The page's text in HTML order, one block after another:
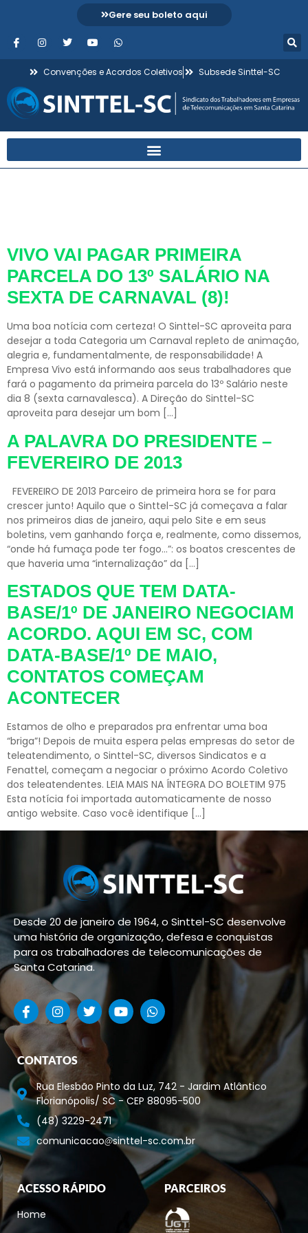
Gere seu boleto aqui
Convenções e Acordos Coletivos Subsede Sinttel-SC
VIVO VAI PAGAR PRIMEIRA
PARCELA DO 13º SALÁRIO NA
SEXTA DE CARNAVAL (8)!
Uma boa notícia com certeza! O Sinttel-SC aproveita para
desejar a toda Categoria um Carnaval repleto de animação,
alegria e, fundamentalmente, de responsabilidade! A
Empresa Vivo está informando aos seus trabalhadores que
fará o pagamento da primeira parcela do 13º Salário neste
dia 8 (sexta carnavalesca). A Direção do Sinttel-SC
aproveita para desejar um bom […]
A PALAVRA DO PRESIDENTE –
FEVEREIRO DE 2013
FEVEREIRO DE 2013 Parceiro de primeira hora se for para
crescer junto! Aquilo que o Sinttel-SC já começava a falar
nos primeiros dias de janeiro, aqui pelo Site e em seus
boletins, vem ganhando força e, realmente, como dissemos,
“onde há fumaça pode ter fogo…”: os boatos crescentes de
que haveria uma “internalização” da […]
ESTADOS QUE TEM DATA-
BASE/1º DE JANEIRO NEGOCIAM
ACORDO. AQUI EM SC, COM
DATA-BASE/1º DE MAIO,
CONTATOS COMEÇAM
ACONTECER
Estamos de olho e preparados pra enfrentar uma boa
“briga”! Depois de muita espera pelas empresas do setor de
teleatendimento, o Sinttel-SC, diversos Sindicatos e a
Fenattel, começam a negociar o próximo Acordo Coletivo
dos teleatendentes. LEIA MAIS NA ÍNTEGRA DO BOLETIM 975
Esta notícia foi importada automaticamente de nosso
antigo website. Caso você identifique […]
Desde 20 de janeiro de 1964, o Sinttel-SC desenvolve
uma história de organização, defesa e conquistas
para os trabalhadores de telecomunicações de
Santa Catarina.
CONTATOS
Rua Elesbão Pinto da Luz, 742 - Jardim Atlântico
Florianópolis/ SC - CEP 88095-500
(48) 3229-2471
comunicacao
sinttel-sc.com.br
ACESSO RÁPIDO
Home
PARCEIROS